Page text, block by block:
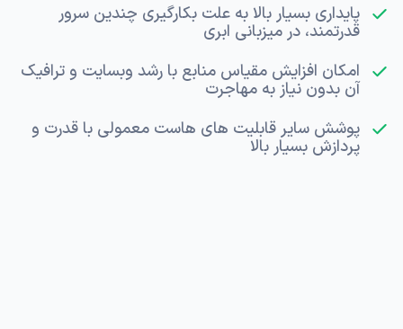
پایداری بسیار بالا به علت بکارگیری چندین سرور
قدرتمند، در میزبانی ابری
امکان افزایش مقیاس منابع با رشد وبسایت و ترافیک
آن بدون نیاز به مهاجرت
پوشش سایر قابلیت های هاست معمولی با قدرت و
پردازش بسیار بالا